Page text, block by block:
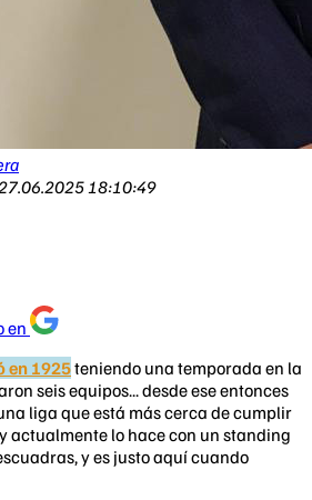
18:10:49
en
en 1925teniendo una temporada en la
seis equipos... desde ese entonces
liga que está más cerca de cumplir
actualmente lo hace con un standing
y es justo aquí cuando